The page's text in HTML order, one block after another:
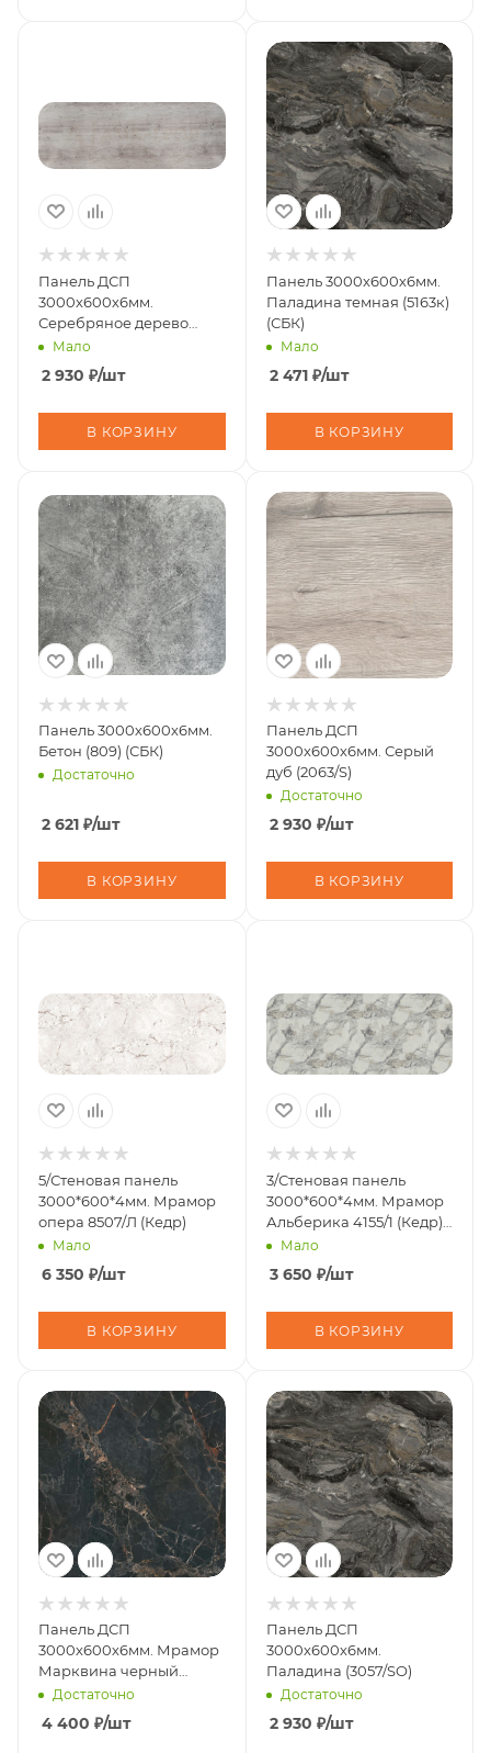
Панель ДСП
3000х600х6мм.
Серебряное дерево
2068/S
Мало
2 930 ₽/шт
В КОРЗИНУ
Панель 3000х600х6мм.
Паладина темная (5163к)
(СБК)
Мало
2 471₽/шт
В КОРЗИНУ
Панель 3000х600х6мм.
Бетон (809) (СБК)
Достаточно
2 621 ₽/шт
В КОРЗИНУ
Панель ДСП
3000х600х6мм. Серый
дуб (2063/S)
Достаточно
2 930 ₽/шт
В КОРЗИНУ
5/Стеновая панель
3000*600*4мм. Мрамор
опера 8507/Л (Кедр)
Мало
6 350 ₽/шт
В КОРЗИНУ
3/Стеновая панель
3000*600*4мм. Мрамор
Альберика 4155/1 (Кедр)
глянец
Мало
3 650 ₽/шт
В КОРЗИНУ
Панель ДСП
3000х600х6мм. Мрамор
Марквина черный
(3029/SO) top surfase
Достаточно
4 400 ₽/шт
Панель ДСП
3000х600х6мм.
Паладина (3057/SO)
Достаточно
2 930 ₽/шт